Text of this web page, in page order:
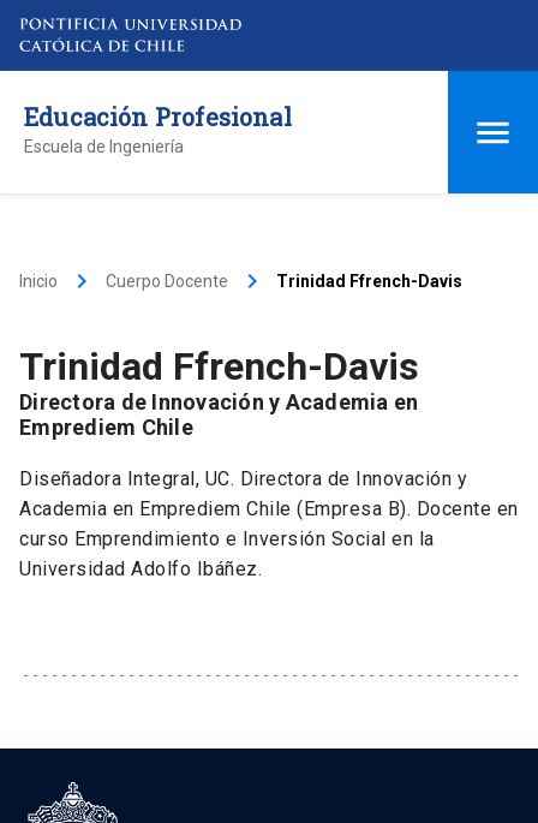
Educación Profesional
Escuela de Ingeniería
Inicio keyboard_arrow_right Cuerpo Docente keyboard_arrow_right Trinidad Ffrench-Davis
Trinidad Ffrench-Davis
Directora de Innovación y Academia en
Emprediem Chile
Diseñadora Integral, UC. Directora de Innovación y
Academia en Emprediem Chile (Empresa B). Docente en
curso Emprendimiento e Inversión Social en la
Universidad Adolfo Ibáñez.